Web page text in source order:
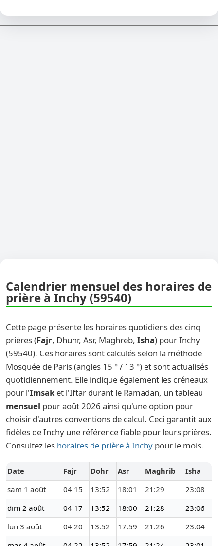
Calendrier mensuel des horaires de
prière à Inchy (59540)
Cette page présente les horaires quotidiens des cinq
prières (Fajr, Dhuhr, Asr, Maghreb, Isha) pour Inchy
(59540). Ces horaires sont calculés selon la méthode
Mosquée de Paris (angles 15 ° / 13 °) et sont actualisés
quotidiennement. Elle indique également les créneaux
pour l'Imsak et l'Iftar durant le Ramadan, un tableau
mensuel pour août 2026 ainsi qu'une option pour
choisir d'autres conventions de calcul. Ceci garantit aux
fidèles de Inchy une référence fiable pour leurs prières.
Consultez les horaires de prière à Inchy pour le mois.
Date Fajr Dohr Asr Maghrib
Isha
sam 1 août
04:15 13:52 18:01 21:29
23:08
dim 2 août
04:17 13:52 18:00 21:28
23:06
lun 3 août
04:20 13:52 17:59 21:26
23:04